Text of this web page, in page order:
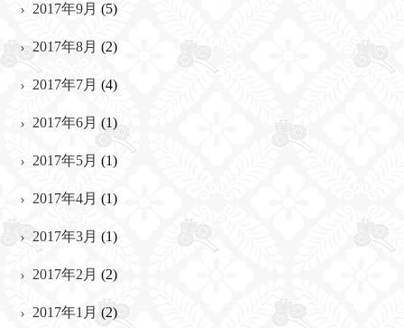
2017年9月 (5)
2017年8月 (2)
2017年7月 (4)
2017年6月 (1)
2017年5月 (1)
2017年4月 (1)
2017年3月 (1)
2017年2月 (2)
2017年1月 (2)